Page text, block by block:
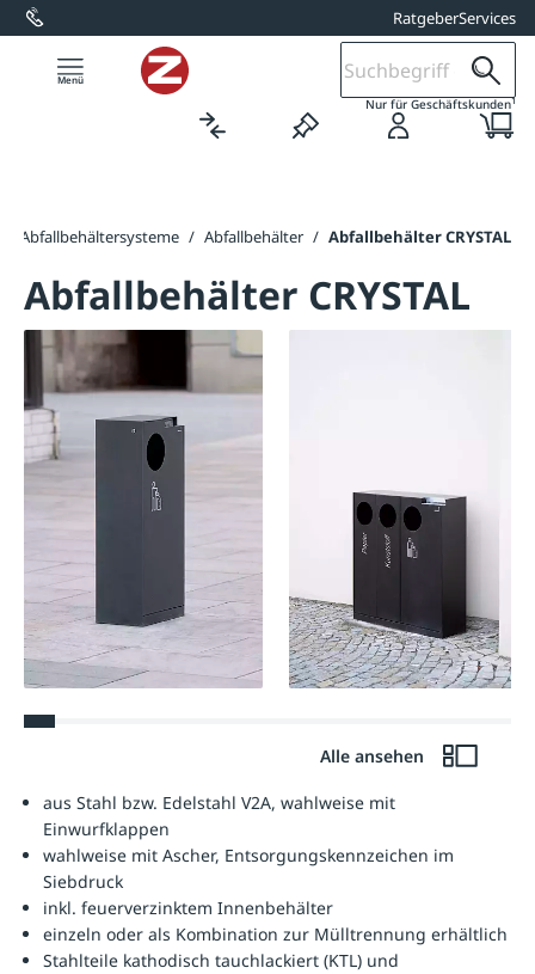
springen RatgeberServices
Nur für Geschäftskunden1
Abfallbehältersysteme / Abfallbehälter / Abfallbehälter CRYSTAL
Abfallbehälter CRYSTAL
Alle ansehen
aus Stahl bzw. Edelstahl V2A, wahlweise mit
Einwurfklappen
wahlweise mit Ascher, Entsorgungskennzeichen im
Siebdruck
inkl. feuerverzinktem Innenbehälter
einzeln oder als Kombination zur Mülltrennung erhältlich
Stahlteile kathodisch tauchlackiert (KTL) und